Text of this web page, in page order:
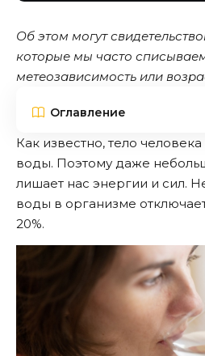
Об этом могут
которые мы часто
метеозависимость или
Оглавление
Как известно, тело человека
воды. Поэтому даже
лишает нас энергии и сил.
воды в организме
20%.